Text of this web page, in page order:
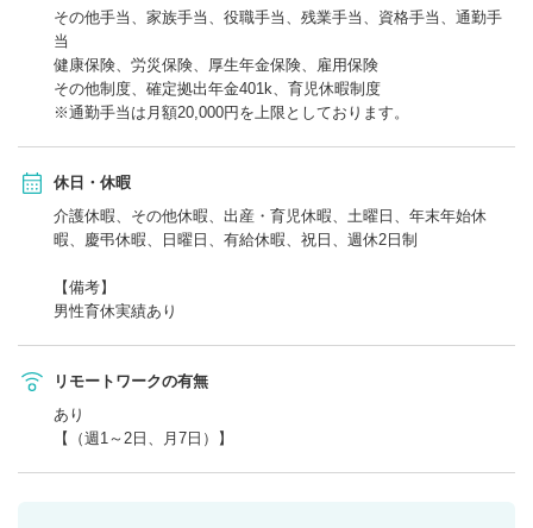
その他手当、家族手当、役職手当、残業手当、資格手当、通勤手
当
健康保険、労災保険、厚生年金保険、雇用保険
その他制度、確定拠出年金401k、育児休暇制度
※通勤手当は月額20,000円を上限としております。
休日・休暇
介護休暇、その他休暇、出産・育児休暇、土曜日、年末年始休
暇、慶弔休暇、日曜日、有給休暇、祝日、週休2日制
【備考】
男性育休実績あり
リモートワークの有無
あり
【（週1～2日、月7日）】